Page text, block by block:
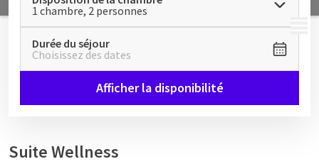
MENU
1 chambre, 2 personnes
Durée du séjour
Choisissez des dates
Afficher la disponibilité
Suite Wellness